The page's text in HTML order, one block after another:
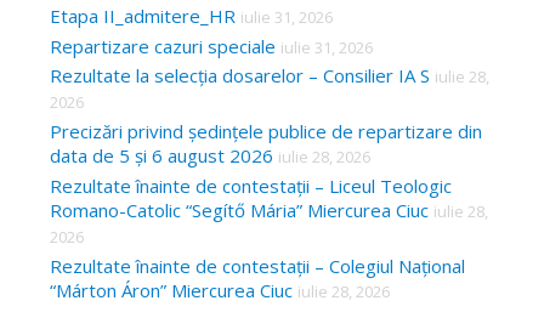
Etapa II_admitere_HR iulie 31, 2026
Repartizare cazuri speciale iulie 31, 2026
Rezultate la selecția dosarelor – Consilier IA S iulie 28,
2026
Precizări privind ședințele publice de repartizare din
data de 5 și 6 august 2026 iulie 28, 2026
Rezultate înainte de contestații – Liceul Teologic
Romano-Catolic “Segítő Mária” Miercurea Ciuc iulie 28,
2026
Rezultate înainte de contestații – Colegiul Național
“Márton Áron” Miercurea Ciuc iulie 28, 2026